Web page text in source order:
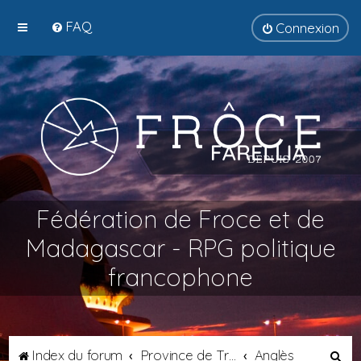
FAQ Connexion
Fédération de Froce et de
Madagascar - RPG politique
francophone
Index du forum Province de Transalpie Anglès